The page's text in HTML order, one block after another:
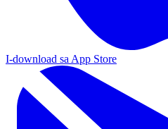
I-download sa App Store